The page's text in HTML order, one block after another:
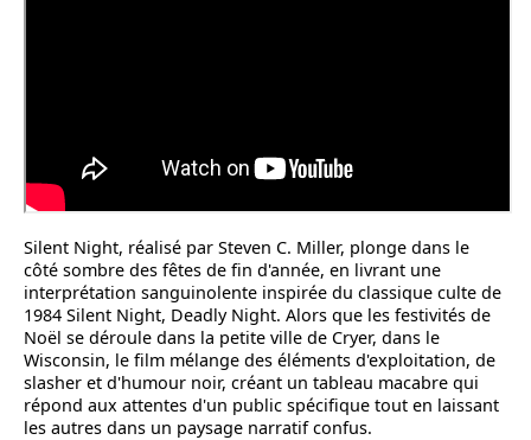
Silent Night, réalisé par Steven C. Miller, plonge dans le
côté sombre des fêtes de fin d'année, en livrant une
interprétation sanguinolente inspirée du classique culte de
1984 Silent Night, Deadly Night. Alors que les festivités de
Noël se déroule dans la petite ville de Cryer, dans le
Wisconsin, le film mélange des éléments d'exploitation, de
slasher et d'humour noir, créant un tableau macabre qui
répond aux attentes d'un public spécifique tout en laissant
les autres dans un paysage narratif confus.